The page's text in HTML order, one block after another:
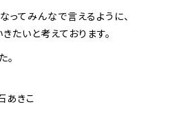
てみんなで言えるように、
たいと考えております。
。
あきこ